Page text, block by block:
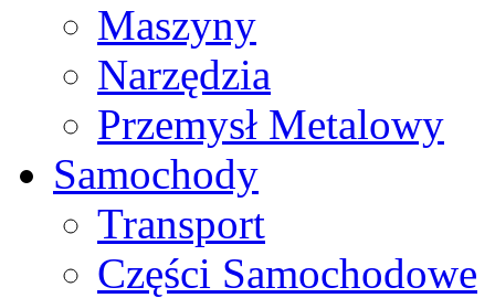
Maszyny
Narzędzia
Przemysł Metalowy
Samochody
Transport
Części Samochodowe